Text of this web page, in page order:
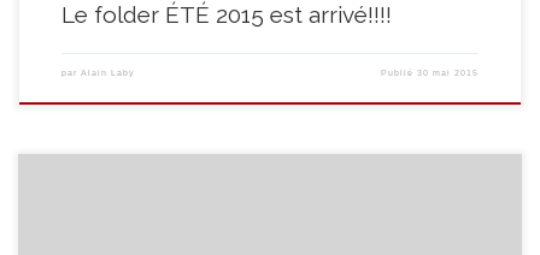
Le folder ÉTÉ 2015 est arrivé!!!!
par Alain Laby Publié30 mai 2015